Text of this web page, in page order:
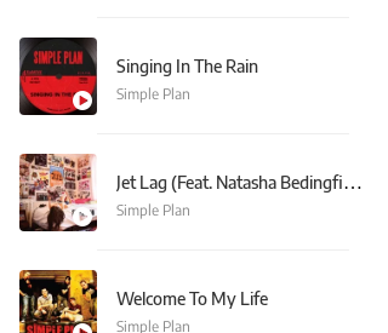
Singing In The Rain
Simple Plan
Jet Lag (Feat. Natasha Bedingfield)
Simple Plan
Welcome To My Life
Simple Plan